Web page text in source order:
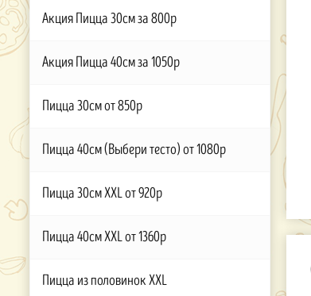
Акция Пицца 30см за 800р
Акция Пицца 40см за 1050р
Пицца 30см от 850р
Пицца 40см (Выбери тесто) от 1080р
Пицца 30см XXL от 920р
Пицца 40см XXL от 1360р
Пицца из половинок XXL